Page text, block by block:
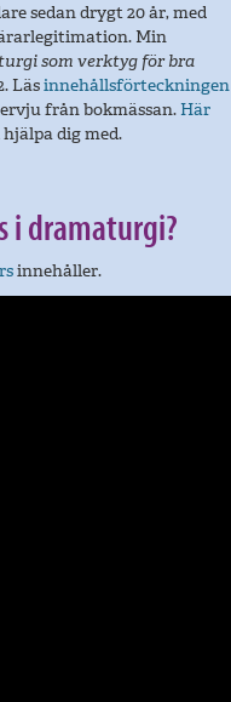
sedan drygt 20 år, med
Min
som verktyg för bra
Läsinnehållsförteckningen
från bokmässan.Här
dig med.
i dramaturgi?
innehåller.